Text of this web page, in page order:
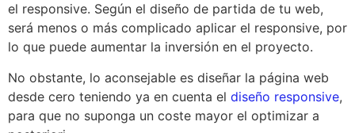
el responsive. Según el diseño de partida de tu web,
será menos o más complicado aplicar el responsive, por
lo que puede aumentar la inversión en el proyecto.
No obstante, lo aconsejable es diseñar la página web
desde cero teniendo ya en cuenta el diseño responsive,
para que no suponga un coste mayor el optimizar a